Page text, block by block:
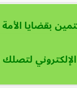
بقضايا الأمة